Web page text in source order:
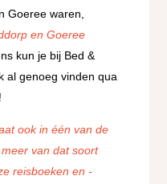
Goeree waren,
en Goeree
kun je bij Bed &
al genoeg vinden qua
ook in één van de
van dat soort
reisboeken en -